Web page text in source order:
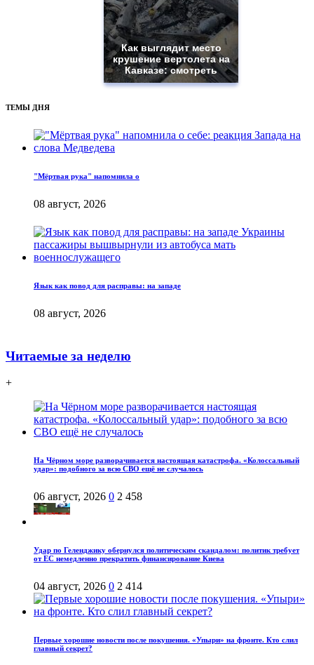
Как выглядит место
крушение вертолета на
Кавказе: смотреть
ТЕМЫ ДНЯ
"Мёртвая рука" напомнила о
08 август, 2026
Язык как повод для расправы: на западе
08 август, 2026
Читаемые за неделю
+
На Чёрном море разворачивается настоящая катастрофа. «Колоссальный
удар»: подобного за всю СВО ещё не случалось
06 август, 2026 0 2 458
Удар по Геленджику обернулся политическим скандалом: политик требует
от ЕС немедленно прекратить финансирование Киева
04 август, 2026 0 2 414
Первые хорошие новости после покушения. «Упыри» на фронте. Кто слил
главный секрет?